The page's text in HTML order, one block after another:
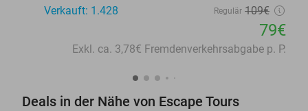
Verkauft: 1.428
Regulär 109€
79€
Exkl. ca. 3,78€ Fremdenverkehrsabgabe p. P.
Deals in der Nähe von Escape Tours